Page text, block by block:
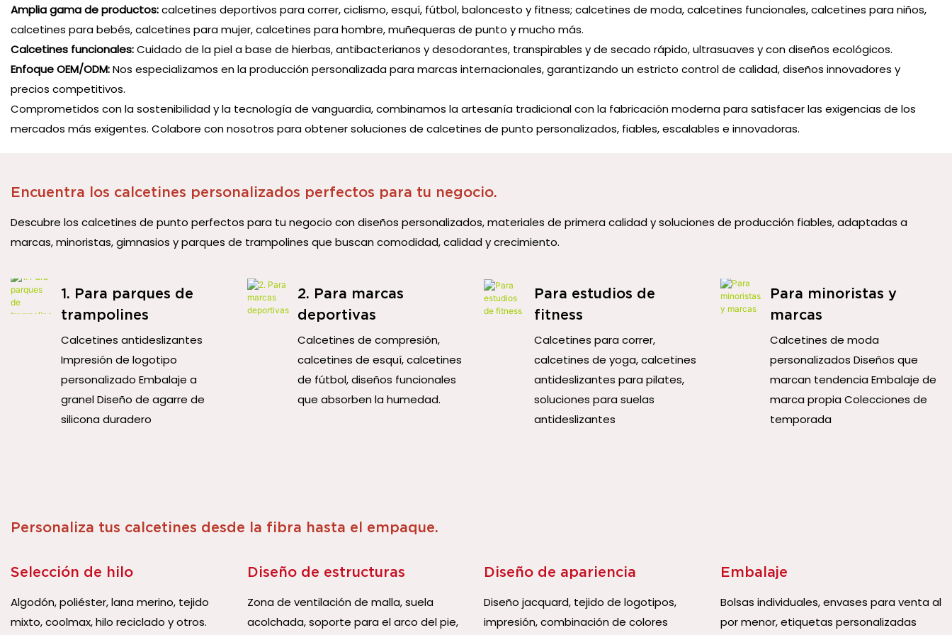
Amplia gama de productos:calcetines deportivos para correr, ciclismo, esquí, fútbol, ​​baloncesto y fitness; calcetines de moda, calcetines funcionales, calcetines para niños,
calcetines para bebés, calcetines para mujer, calcetines para hombre, muñequeras de punto y mucho más.
Calcetines funcionales:Cuidado de la piel a base de hierbas, antibacterianos y desodorantes, transpirables y de secado rápido, ultrasuaves y con diseños ecológicos.
Enfoque OEM/ODM:Nos especializamos en la producción personalizada para marcas internacionales, garantizando un estricto control de calidad, diseños innovadores y
precios competitivos.
Comprometidos con la sostenibilidad y la tecnología de vanguardia, combinamos la artesanía tradicional con la fabricación moderna para satisfacer las exigencias de los
mercados más exigentes. Colabore con nosotros para obtener soluciones de calcetines de punto personalizados, fiables, escalables e innovadoras.
Encuentra los calcetines personalizados perfectos para tu negocio.
Descubre los calcetines de punto perfectos para tu negocio con diseños personalizados, materiales de primera calidad y soluciones de producción fiables, adaptadas a
marcas, minoristas, gimnasios y parques de trampolines que buscan comodidad, calidad y crecimiento.
1. Para parques de
trampolines
Calcetines antideslizantes
Impresión de logotipo
personalizado Embalaje a
granel Diseño de agarre de
silicona duradero
2. Para marcas
deportivas
Calcetines de compresión,
calcetines de esquí, calcetines
de fútbol, ​​diseños funcionales
que absorben la humedad.
Para estudios de
fitness
Calcetines para correr,
calcetines de yoga, calcetines
antideslizantes para pilates,
soluciones para suelas
antideslizantes
Para minoristas y
marcas
Calcetines de moda
personalizados Diseños que
marcan tendencia Embalaje de
marca propia Colecciones de
temporada
Personaliza tus calcetines desde la fibra hasta el empaque.
Selección de hilo
Algodón, poliéster, lana merino, tejido
mixto, coolmax, hilo reciclado y otros.
Diseño de estructuras
Zona de ventilación de malla, suela
acolchada, soporte para el arco del pie,
Diseño de apariencia
Diseño jacquard, tejido de logotipos,
impresión, combinación de colores
Embalaje
Bolsas individuales, envases para venta al
por menor, etiquetas personalizadas